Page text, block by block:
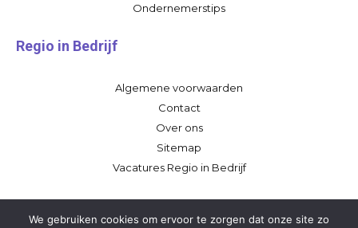
Ondernemerstips
Regio in Bedrijf
Algemene voorwaarden
Contact
Over ons
Sitemap
Vacatures Regio in Bedrijf
We gebruiken cookies om ervoor te zorgen dat onze site zo